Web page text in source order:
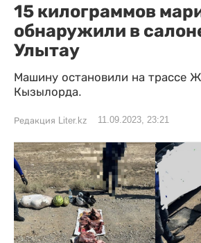
15 килограммов
обнаружили в
Улытау
Машину остановили на трассе
Кызылорда.
Редакция Liter.kz 11.09.2023, 23:21